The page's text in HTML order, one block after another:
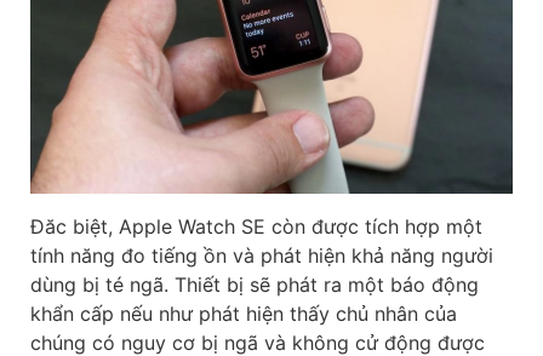
Đăc biệt, Apple Watch SE còn được tích hợp một
tính năng đo tiếng ồn và phát hiện khả năng người
dùng bị té ngã. Thiết bị sẽ phát ra một báo động
khẩn cấp nếu như phát hiện thấy chủ nhân của
chúng có nguy cơ bị ngã và không cử động được